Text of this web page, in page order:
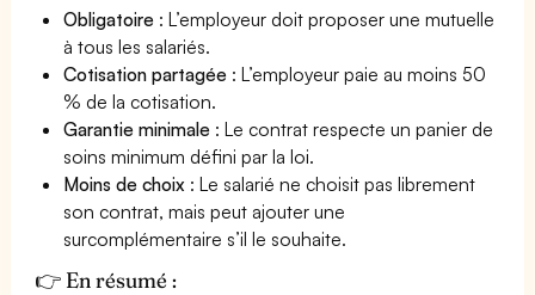
Obligatoire : L’employeur doit proposer une mutuelle
à tous les salariés.
Cotisation partagée : L’employeur paie au moins 50
% de la cotisation.
Garantie minimale : Le contrat respecte un panier de
soins minimum défini par la loi.
Moins de choix : Le salarié ne choisit pas librement
son contrat, mais peut ajouter une
surcomplémentaire s’il le souhaite.
👉 En résumé :